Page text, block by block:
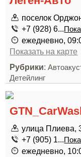
поселок
+7 (928) 6...
ежедневно,
Показать на карте
Рубрики:
Детейлинг
улица Плиева,
+7 (905) 1...
ежедневно,